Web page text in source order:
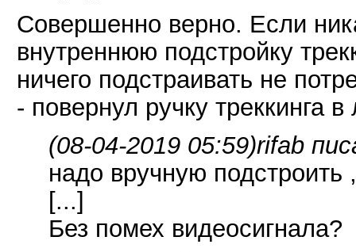
Совершенно верно. Если
внутреннюю подстройку
ничего подстраивать не
- повернул ручку треккинга
(08-04-2019 05:59)rifab
надо вручную подстроить
[...]
Без помех видеосигнала?